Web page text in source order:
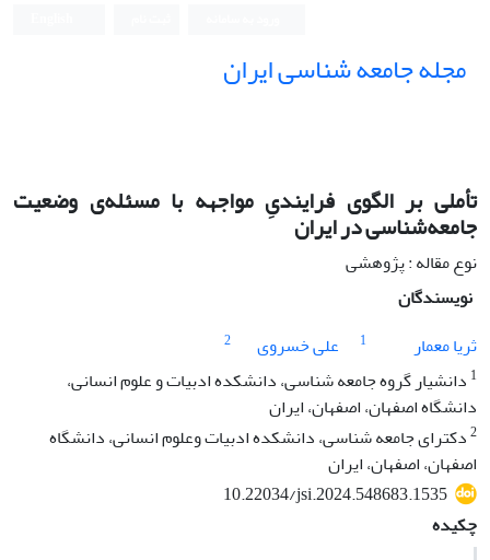
مجله جامعه شناسی ایران
تأملی بر الگوی فرایندیِ مواجهه با مسئله‌ی وضعیت
جامعه‌شناسی در ایران
نوع مقاله : پژوهشی
نویسندگان
ثریا معمار
1 علی خسروی
2
1 دانشیار گروه جامعه شناسی، دانشکده ادبیات و علوم انسانی،
دانشگاه اصفهان، اصفهان، ایران
2دکترای جامعه شناسی، دانشکده ادبیات وعلوم انسانی، دانشگاه
اصفهان، اصفهان، ایران
10.22034/jsi.2024.548683.1535
چکیده